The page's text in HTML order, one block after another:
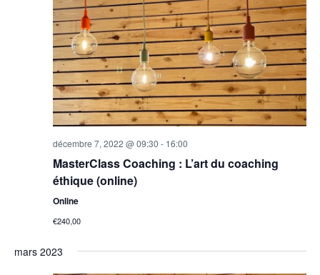
décembre 7, 2022 @ 09:30 - 16:00
MasterClass Coaching : L’art du coaching
éthique (online)
Online
€240,00
mars 2023